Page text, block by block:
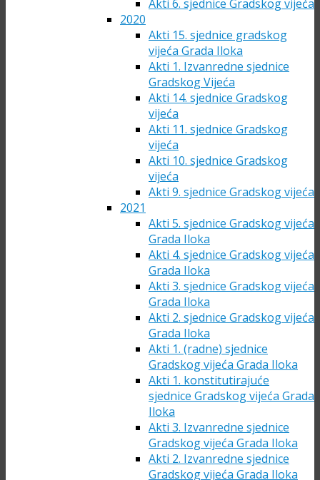
Akti 6. sjednice Gradskog vijeća
2020
Akti 15. sjednice gradskog
vijeća Grada Iloka
Akti 1. Izvanredne sjednice
Gradskog Vijeća
Akti 14. sjednice Gradskog
vijeća
Akti 11. sjednice Gradskog
vijeća
Akti 10. sjednice Gradskog
vijeća
Akti 9. sjednice Gradskog vijeća
2021
Akti 5. sjednice Gradskog vijeća
Grada Iloka
Akti 4. sjednice Gradskog vijeća
Grada Iloka
Akti 3. sjednice Gradskog vijeća
Grada Iloka
Akti 2. sjednice Gradskog vijeća
Grada Iloka
Akti 1. (radne) sjednice
Gradskog vijeća Grada Iloka
Akti 1. konstitutirajuće
sjednice Gradskog vijeća Grada
Iloka
Akti 3. Izvanredne sjednice
Gradskog vijeća Grada Iloka
Akti 2. Izvanredne sjednice
Gradskog vijeća Grada Iloka